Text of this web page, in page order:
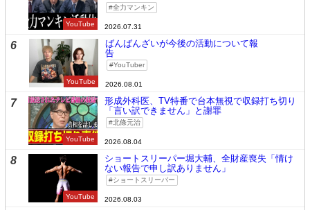
YouTube
全力マンキン
2026.07.31
6
YouTube
ばんばんざいが今後の活動について報
告
YouTuber
2026.08.01
7
YouTube
形成外科医、TV特番で台本無視で収録打ち切り
「言い訳できません」と謝罪
北條元治
2026.08.04
8
YouTube
ショートスリーパー堀大輔、全財産喪失「情け
ない報告で申し訳ありません」
ショートスリーパー
2026.08.03